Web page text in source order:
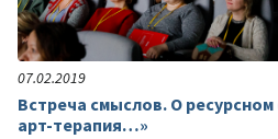
07.02.2019
Встреча смыслов. О
арт-терапия…»